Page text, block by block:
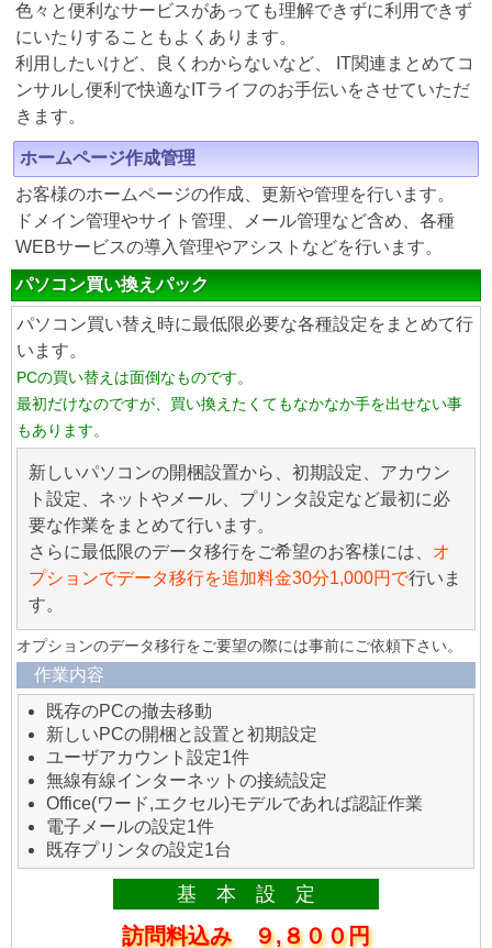
色々と便利なサービスがあっても理解できずに利用できず
にいたりすることもよくあります。
利用したいけど、良くわからないなど、 IT関連まとめてコ
ンサルし便利で快適なITライフのお手伝いをさせていただ
きます。
ホームページ作成管理
お客様のホームページの作成、更新や管理を行います。
ドメイン管理やサイト管理、メール管理など含め、各種
WEBサービスの導入管理やアシストなどを行います。
パソコン買い換えパック
パソコン買い替え時に最低限必要な各種設定をまとめて行
います。
PCの買い替えは面倒なものです。
最初だけなのですが、買い換えたくてもなかなか手を出せない事
もあります。
新しいパソコンの開梱設置から、初期設定、アカウン
ト設定、ネットやメール、プリンタ設定など最初に必
要な作業をまとめて行います。
さらに最低限のデータ移行をご希望のお客様には、 オ
プションでデータ移行を追加料金30分1,000円で行いま
す。
オプションのデータ移行をご要望の際には事前にご依頼下さい。
作業内容
既存のPCの撤去移動
新しいPCの開梱と設置と初期設定
ユーザアカウント設定1件
無線有線インターネットの接続設定
Office(ワード,エクセル)モデルであれば認証作業
電子メールの設定1件
既存プリンタの設定1台
基 本 設 定
訪問料込み ９,８００円